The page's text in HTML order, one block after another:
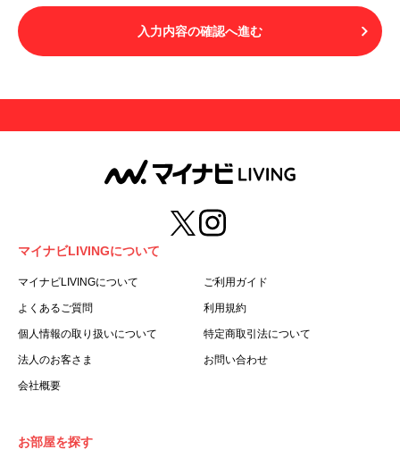
LIVINGご契約にあたり取得する個人情報の取り扱いについ
て」の内容をすべて承諾したものとみなされます。不承諾
の意思表示は、本サービスを利用しないことをもってのみ
用することはできません。
第３条（用語の定義）
１.「本サ―ビス」とは、第１章第１条で規定する当社が運
営するマイナビLIVINGを意味します。
２.「利用者」とは、第１章第２条に規定する本サービスを
利用する個人を意味します。
３.「本サイト」とは、当社が運営する本サービスに関する
ます。
５.「会員」とは、第２章第１条に基づき会員登録が完了し
た個人を意味します。
録した情報、本サービス利用中に当社が登録を求めた情報
入力内容の確認へ進む
マイナビLIVINGについて
マイナビLIVINGについて ご利用ガイド
よくあるご質問 利用規約
個人情報の取り扱いについて 特定商取引法について
法人のお客さま お問い合わせ
会社概要
お部屋を探す